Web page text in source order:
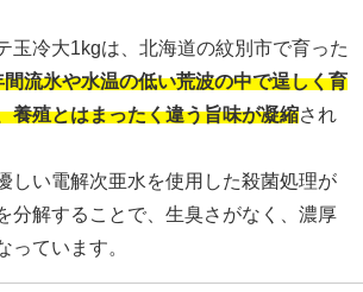
玉冷大1kgは、北海道の紋別市で育った
間流氷や水温の低い荒波の中で逞しく育
養殖とはまったく違う旨味が凝縮され
しい電解次亜水を使用した殺菌処理が
分解することで、生臭さがなく、濃厚
っています。